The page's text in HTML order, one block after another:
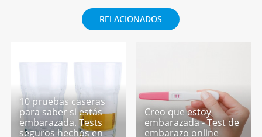
RELACIONADOS
10 pruebas caseras
para saber si estás
embarazada. Tests
seguros hechos en
Creo que estoy
embarazada - Test de
embarazo online